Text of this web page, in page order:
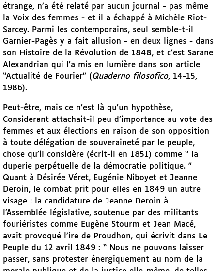
étrange, n’a été relaté par aucun journal - pas même
la Voix des femmes - et il a échappé à Michèle Riot-
Sarcey. Parmi les contemporains, seul semble-t-il
Garnier-Pagès y a fait allusion - en deux lignes - dans
son Histoire de la Révolution de 1848, et c’est Sarane
Alexandrian qui l’a mis en lumière dans son article
“Actualité de Fourier” (Quaderno filosofico, 14-15,
1986).
Peut-être, mais ce n’est là qu’un hypothèse,
Considerant attachait-il peu d’importance au vote des
femmes et aux élections en raison de son opposition
à toute délégation de souveraineté par le peuple,
chose qu’il considère (écrit-il en 1851) comme “ la
duperie perpétuelle de la démocratie politique. ”
Quant à Désirée Véret, Eugénie Niboyet et Jeanne
Deroin, le combat prit pour elles en 1849 un autre
visage : la candidature de Jeanne Deroin à
l’Assemblée législative, soutenue par des militants
fouriéristes comme Eugène Stourm et Jean Macé,
avait provoqué l’ire de Proudhon, qui écrivit dans Le
Peuple du 12 avril 1849 : “ Nous ne pouvons laisser
passer, sans protester énergiquement au nom de la